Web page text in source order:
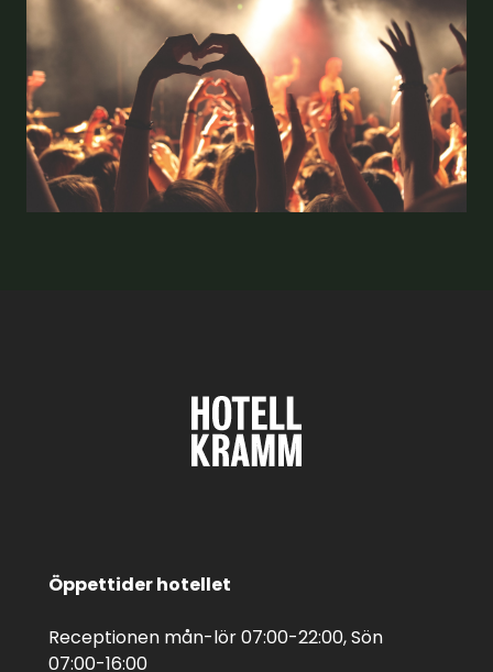
Öppettider hotellet
Receptionen mån-lör 07:00-22:00, Sön
07:00-16:00